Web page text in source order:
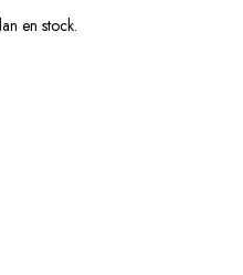
en stock.